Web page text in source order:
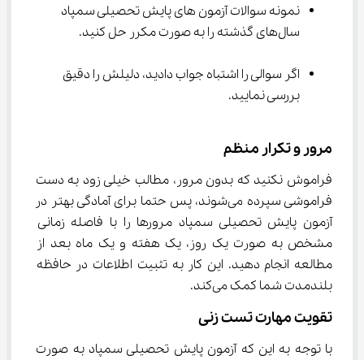
نمونه سوالات آزمون های پایش تحصیلی سمپاد
سال‌های گذشته را به صورت مکرر حل کنید.
اگر سوالی را اشتباه جواب دادید، دلیلش را دقیق
بررسی نمایید.
مرور و تکرار منظم
فراموش نکنید که بدون مرور، مطالب خیلی زود به دست
فراموشی سپرده می‌شوند، پس حتما برای آمادگی بهتر در
آزمون پایش تحصیلی سمپاد مرورها را با فاصله زمانی
مشخص به صورت یک روز، یک هفته و یک ماه بعد از
مطالعه انجام دهید. این کار به تثبیت اطلاعات در حافظه
بلندمدت شما کمک می‌کند.
تقویت مهارت تست زنی
با توجه به این که آزمون پایش تحصیلی سمپاد به صورت